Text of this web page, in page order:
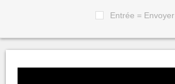
Entrée = Envoyer